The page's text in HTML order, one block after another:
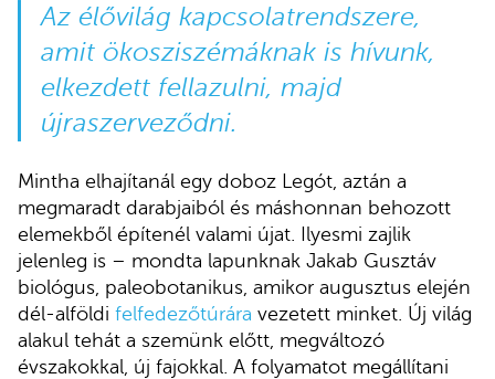
Az élővilág kapcsolatrendszere,
amit ökosziszémáknak is hívunk,
elkezdett fellazulni, majd
újraszerveződni.
Mintha elhajítanál egy doboz Legót, aztán a
megmaradt darabjaiból és máshonnan behozott
elemekből építenél valami újat. Ilyesmi zajlik
jelenleg is – mondta lapunknak Jakab Gusztáv
biológus, paleobotanikus, amikor augusztus elején
dél-alföldi felfedezőtúrára vezetett minket. Új világ
alakul tehát a szemünk előtt, megváltozó
évszakokkal, új fajokkal. A folyamatot megállítani